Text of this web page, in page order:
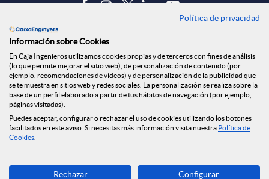
Tablón de anuncios
Política de cookies
Aviso legal
Seguridad Online
Privacidad
Canal denuncias
Descarga ahora
Política de privacidad
Información sobre Cookies
En Caja Ingenieros utilizamos cookies propias y de terceros con fines de análisis
(lo que permite mejorar el sitio web), de personalización de contenido (por
ejemplo, recomendaciones de vídeos) y de personalización de la publicidad que
se te muestra en sitios web y redes sociales. La personalización se realiza sobre la
base de un perfil elaborado a partir de tus hábitos de navegación (por ejemplo,
páginas visitadas).
Puedes aceptar, configurar o rechazar el uso de cookies utilizando los botones
facilitados en este aviso. Si necesitas más información visita nuestra Política de
Cookies
Rechazar Configurar